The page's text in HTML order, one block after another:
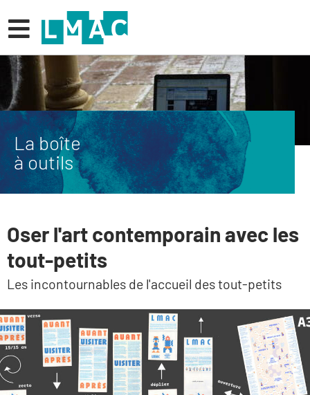
Menu
La boîte
à outils
Oser l'art contemporain avec les
tout-petits
Les incontournables de l'accueil des tout-petits